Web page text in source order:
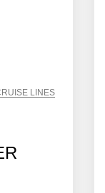
LINES